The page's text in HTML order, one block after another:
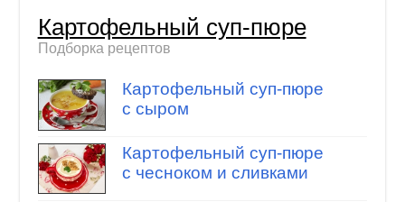
Картофельный суп-пюре
Подборка рецептов
Картофельный суп-пюре
с сыром
Картофельный суп-пюре
с чесноком и сливками